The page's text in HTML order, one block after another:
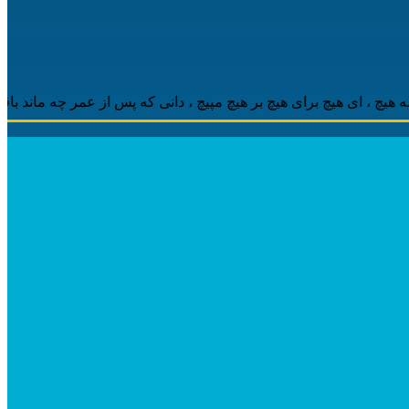
‌ای هیچ برای هیچ بر هیچ مپیچ ، دانی که پس از عمر چه ماند باقی ،